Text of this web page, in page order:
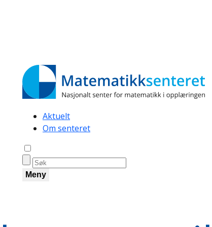
Secondary
navigation
Aktuelt
Om senteret
Meny